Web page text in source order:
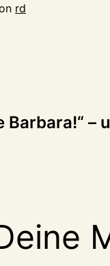
rd
Barbara!“ –